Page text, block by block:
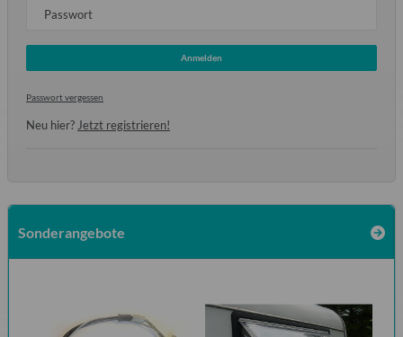
Passwort
Anmelden
Passwort vergessen
Neu hier? Jetzt registrieren!
Sonderangebote